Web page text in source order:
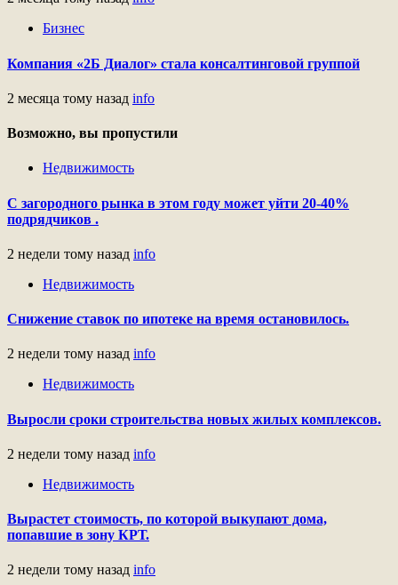
Бизнес
Компания «2Б Диалог» стала консалтинговой группой
2 месяца тому назад info
Возможно, вы пропустили
Недвижимость
С загородного рынка в этом году может уйти 20-40%
подрядчиков .
2 недели тому назад info
Недвижимость
Снижение ставок по ипотеке на время остановилось.
2 недели тому назад info
Недвижимость
Выросли сроки строительства новых жилых комплексов.
2 недели тому назад info
Недвижимость
Вырастет стоимость, по которой выкупают дома,
попавшие в зону КРТ.
2 недели тому назад info